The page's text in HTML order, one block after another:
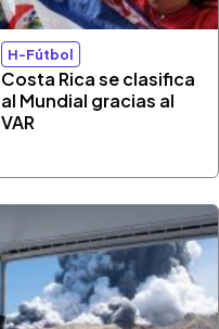
H-Fútbol
Costa Rica se clasifica
al Mundial gracias al
VAR